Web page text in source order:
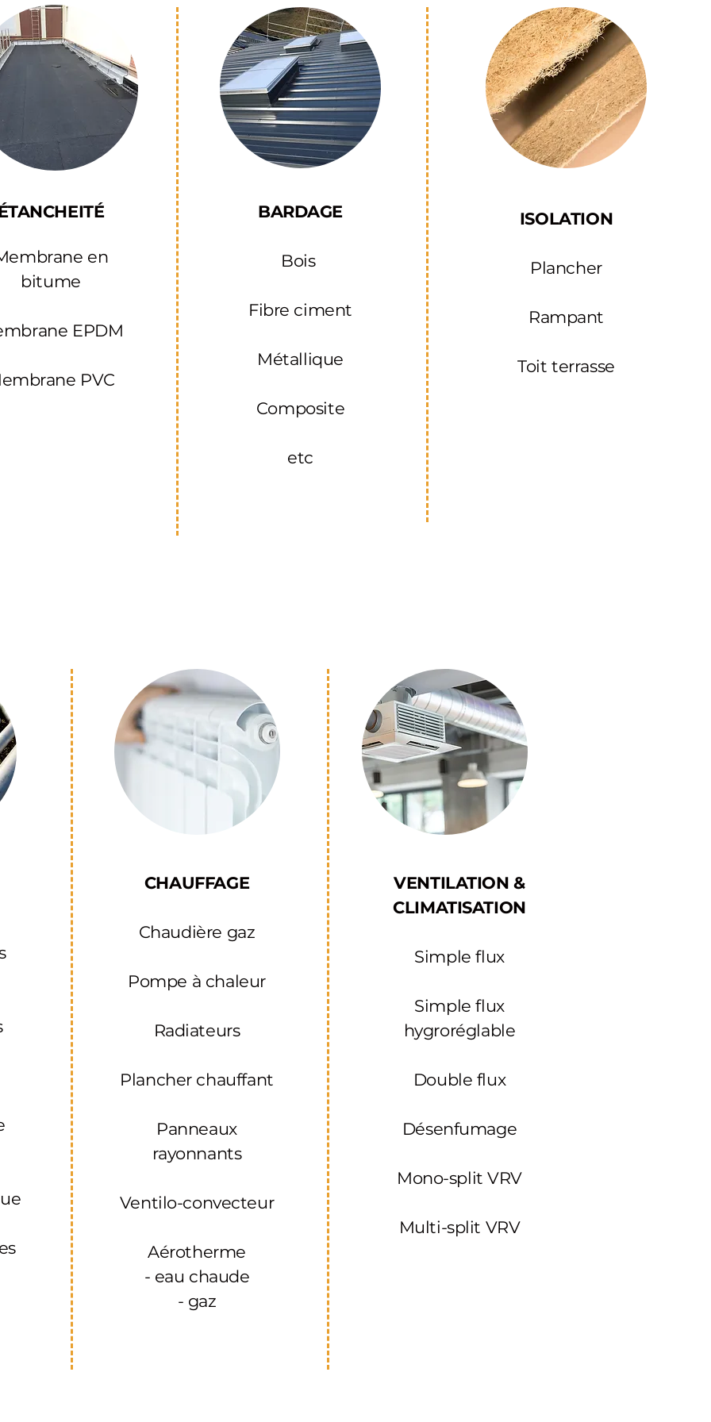
en
bitume
EPDM
PVC
BARDAGE​
Bois ​
Fibre ciment
Métallique
Composite
etc
ISOLATION
Plancher
Rampant
Toit terrasse
CHAUFFAGE
Chaudière gaz
Pompe à chaleur
Radiateurs
Plancher chauffant
Panneaux
rayonnants
Ventilo-convecteur
Aérotherme
- eau chaude
- gaz
VENTILATION &
CLIMATISATION
Simple flux
Simple flux
hygroréglable
Double flux
Désenfumage
Mono-split VRV
Multi-split VRV